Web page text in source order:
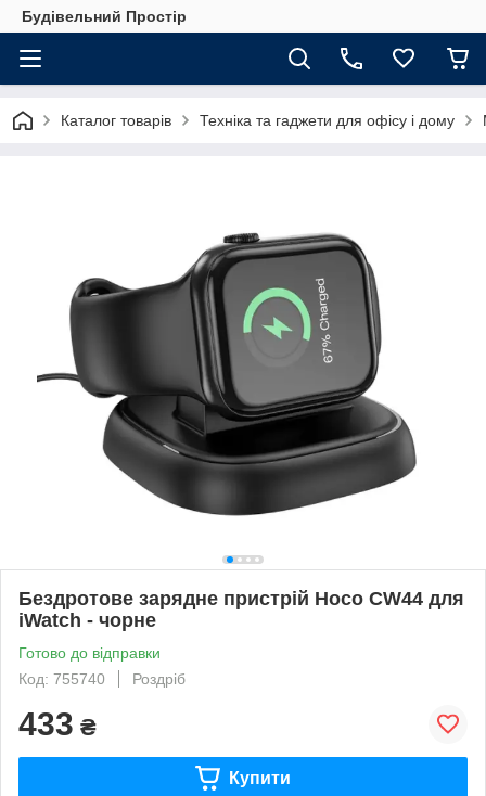
Будівельний Простір
Каталог товарів Техніка та гаджети для офісу і дому
Бездротове зарядне пристрій Hoco CW44 для
iWatch - чорне
Готово до відправки
Код: 755740
Роздріб
433 ₴
Купити